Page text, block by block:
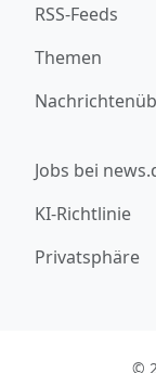
RSS-Feeds
Themen
Jobs bei
KI-Richtlinie
Privatsphäre
©